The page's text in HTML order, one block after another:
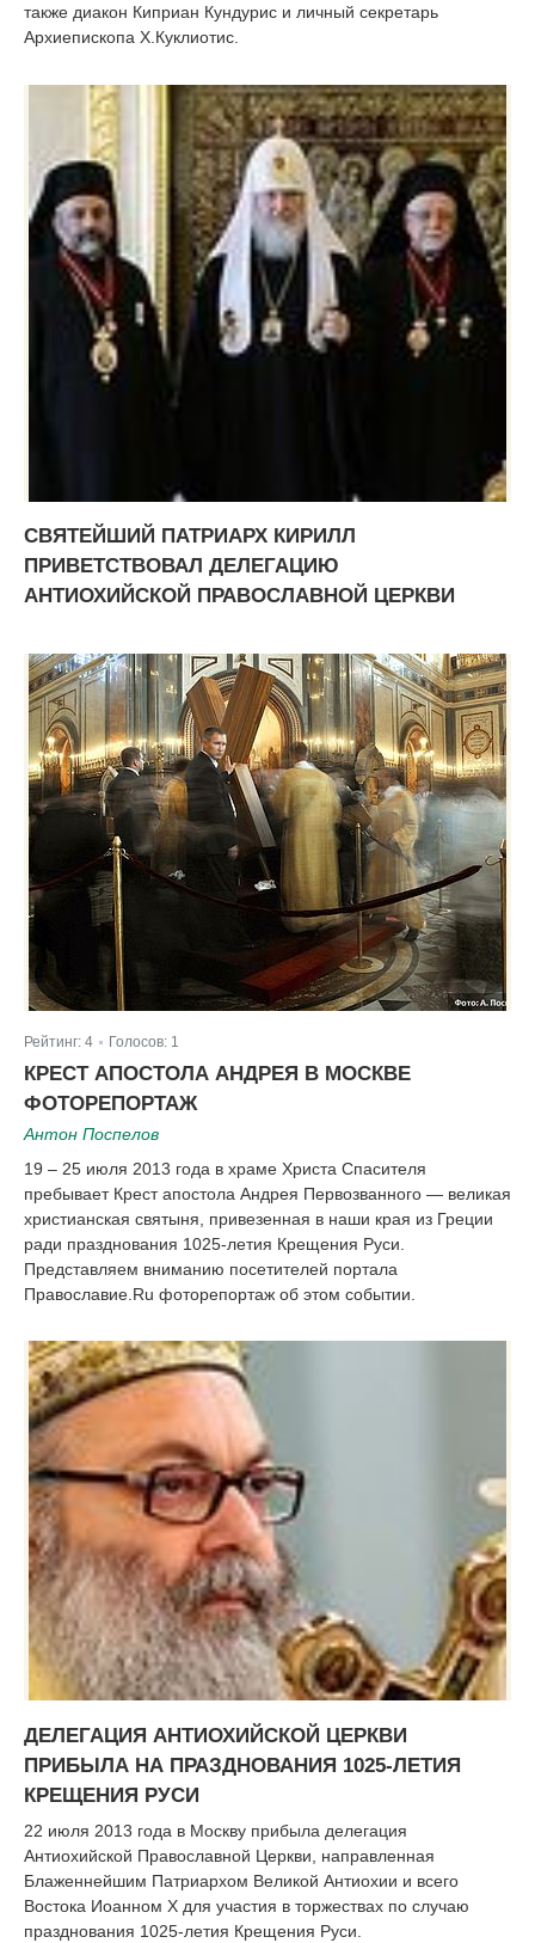
также диакон Киприан Кундурис и личный секретарь
Архиепископа Х.Куклиотис.
СВЯТЕЙШИЙ ПАТРИАРХ КИРИЛЛ
ПРИВЕТСТВОВАЛ ДЕЛЕГАЦИЮ
АНТИОХИЙСКОЙ ПРАВОСЛАВНОЙ ЦЕРКВИ
Рейтинг: 4 Голосов: 1
КРЕСТ АПОСТОЛА АНДРЕЯ В МОСКВЕ
ФОТОРЕПОРТАЖ
Антон Поспелов
19 – 25 июля 2013 года в храме Христа Спасителя
пребывает Крест апостола Андрея Первозванного — великая
христианская святыня, привезенная в наши края из Греции
ради празднования 1025-летия Крещения Руси.
Представляем вниманию посетителей портала
Православие.Ru фоторепортаж об этом событии.
ДЕЛЕГАЦИЯ АНТИОХИЙСКОЙ ЦЕРКВИ
ПРИБЫЛА НА ПРАЗДНОВАНИЯ 1025-ЛЕТИЯ
КРЕЩЕНИЯ РУСИ
22 июля 2013 года в Москву прибыла делегация
Антиохийской Православной Церкви, направленная
Блаженнейшим Патриархом Великой Антиохии и всего
Востока Иоанном X для участия в торжествах по случаю
празднования 1025-летия Крещения Руси.